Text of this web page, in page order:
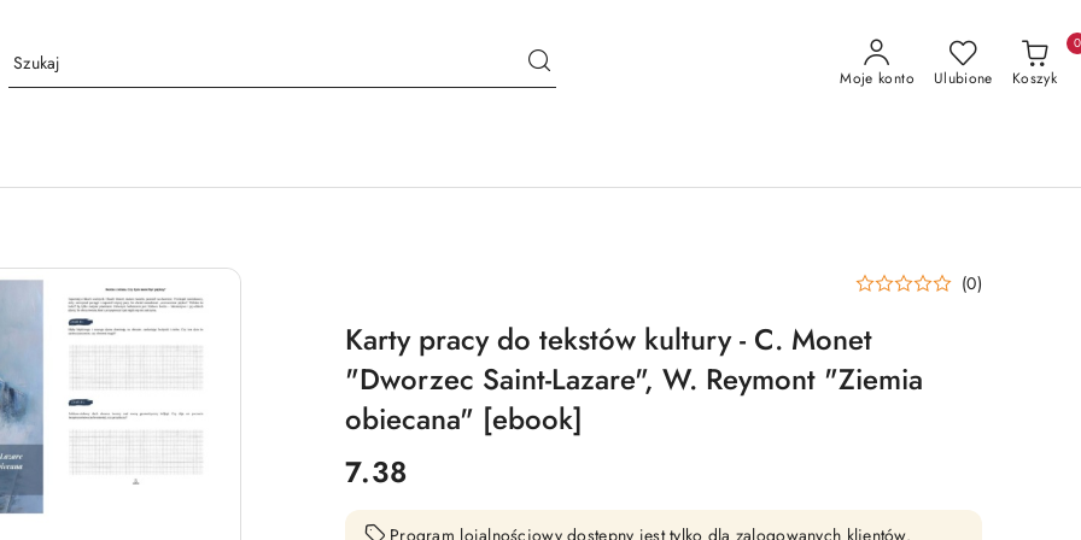
Moje konto Ulubione Koszyk
0
(0)
Karty pracy do tekstów kultury - C. Monet
"Dworzec Saint-Lazare", W. Reymont "Ziemia
obiecana" [ebook]
cena:
7.38
Program lojalnościowy dostępny jest tylko dla zalogowanych klientów.